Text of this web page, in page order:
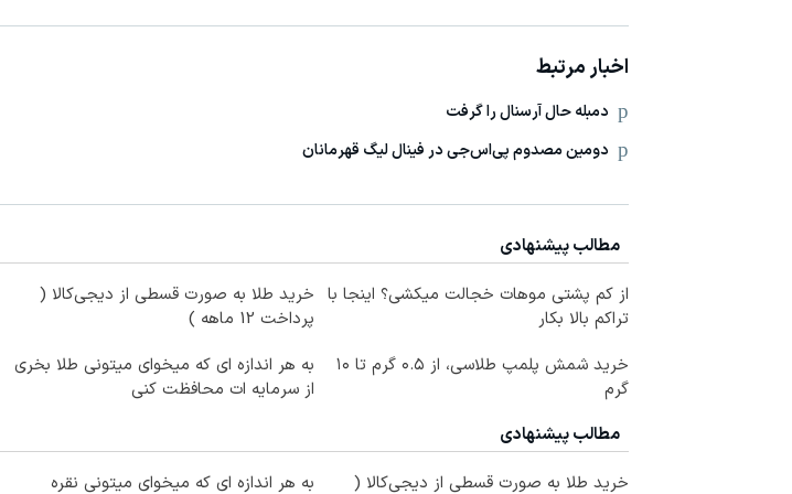
اخبار مرتبط
دمبله حال آرسنال را گرفت
دومین مصدوم پی‌اس‌جی در فینال لیگ قهرمانان
مطالب پیشنهادی
از کم پشتی موهات خجالت میکشی؟ اینجا با
تراکم بالا بکار
خرید طلا به صورت قسطی از دیجی‌کالا (
پرداخت 12 ماهه )
خرید شمش پلمپ طلاسی، از ۰.۵ گرم تا ۱۰
گرم
به هر اندازه ای که میخوای میتونی طلا بخری
از سرمایه ات محافظت کنی
مطالب پیشنهادی
خرید طلا به صورت قسطی از دیجی‌کالا (
به هر اندازه ای که میخوای میتونی نقره